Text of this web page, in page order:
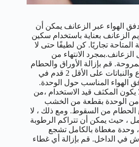
الهواء عبر الزعانف يمكن أن
الزعانف بعناية باستخدام سكين
المتاحة تجاريًا. كن لطيفًا حتى لا
الزعانف.بمجرد الانتهاء من
قم بإزالة الأوراق والحطام
خارج المكثف وقص الفروع والنباتات على الأقل 2 قدم في
الهواء المناسب حول الوحدة.
يكون المكثف قيد الاستخدام ،من
من الوحدة بقطعة من الخشب
الحطام من السقوط. ومع ذلك ، لا
، حيث يمكن أن تتراكم الرطوبة
وحدة مغطاة بالكامل تشجع
في الداخل. قم بإزالة أي غطاء